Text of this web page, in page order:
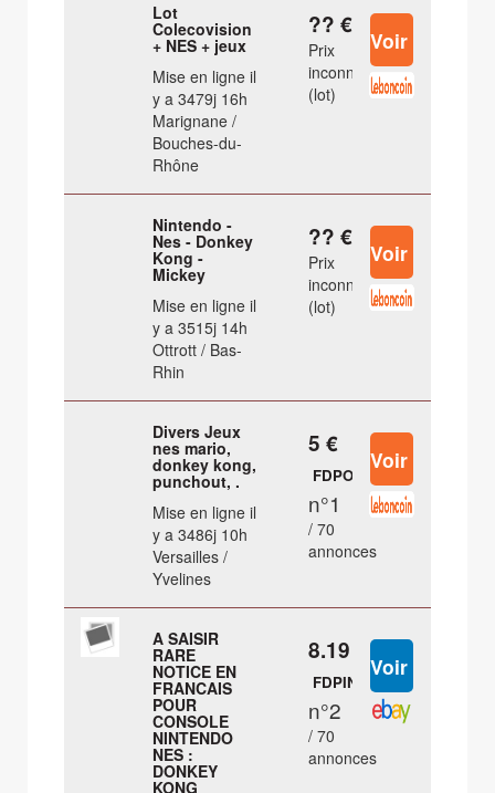
Lot
Colecovision
+ NES + jeux
Mise en ligne il
y a 3479j 16h
Marignane /
Bouches-du-
Rhône
?? €
Prix
inconnu
(lot)
Nintendo -
Nes - Donkey
Kong -
Mickey
Mise en ligne il
y a 3515j 14h
Ottrott / Bas-
Rhin
?? €
Prix
inconnu
(lot)
Divers Jeux
nes mario,
donkey kong,
punchout, .
Mise en ligne il
y a 3486j 10h
Versailles /
Yvelines
5 €
FDPOUT
n°1
/ 70
annonces
A SAISIR
RARE
NOTICE EN
FRANCAIS
POUR
CONSOLE
NINTENDO
NES :
DONKEY
KONG
8.19 €
FDPIN
n°2
/ 70
annonces